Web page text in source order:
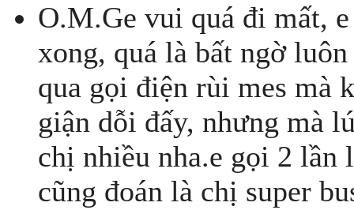
O.M.Ge vui quá đi mất,
xong, quá là bất ngờ
qua gọi điện rùi mes mà
giận dỗi đấy, nhưng mà
chị nhiều nha.e gọi 2 lần
cũng đoán là chị super